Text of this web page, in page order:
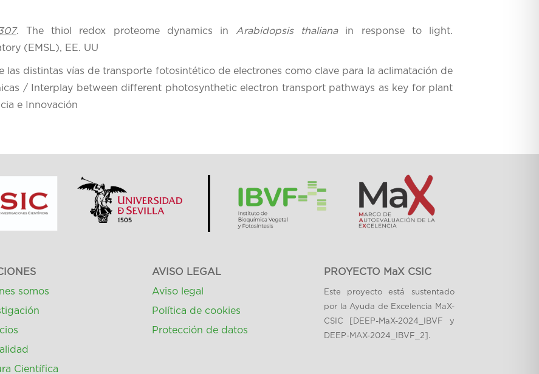
. The thiol redox proteome dynamics in Arabidopsis thalianain response to light.
(EMSL), EE. UU
las distintas vías de transporte fotosintético de electrones como clave para la aclimatación de
/ Interplay between different photosynthetic electron transport pathways as key for plant
e Innovación
somos
Científica
AVISO LEGAL
Aviso legal
Política de cookies
Protección de datos
PROYECTO MaX CSIC
Este proyecto está sustentado
por la Ayuda de Excelencia MaX-
CSIC [DEEP-MaX-2024_IBVF y
DEEP-MAX-2024_IBVF_2].